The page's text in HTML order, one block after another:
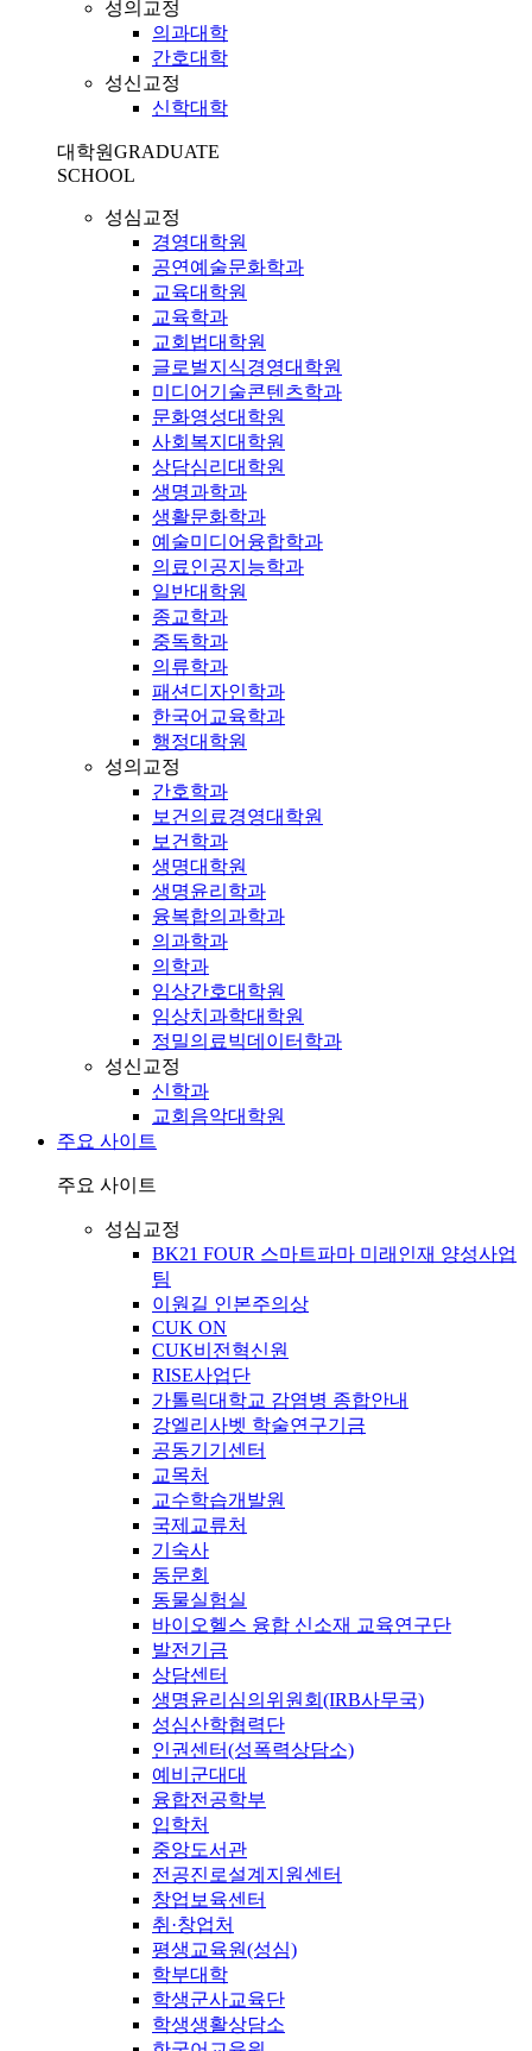
성의교정
의과대학
간호대학
성신교정
신학대학
대학원GRADUATE
SCHOOL
성심교정
경영대학원
공연예술문화학과
교육대학원
교육학과
교회법대학원
글로벌지식경영대학원
미디어기술콘텐츠학과
문화영성대학원
사회복지대학원
상담심리대학원
생명과학과
생활문화학과
예술미디어융합학과
의료인공지능학과
일반대학원
종교학과
중독학과
의류학과
패션디자인학과
한국어교육학과
행정대학원
성의교정
간호학과
보건의료경영대학원
보건학과
생명대학원
생명윤리학과
융복합의과학과
의과학과
의학과
임상간호대학원
임상치과학대학원
정밀의료빅데이터학과
성신교정
신학과
교회음악대학원
주요 사이트
주요 사이트
성심교정
BK21 FOUR 스마트파마 미래인재 양성사업
팀
이원길 인본주의상
CUK ON
CUK비전혁신원
RISE사업단
가톨릭대학교 감염병 종합안내
강엘리사벳 학술연구기금
공동기기센터
교목처
교수학습개발원
국제교류처
기숙사
동문회
동물실험실
바이오헬스 융합 신소재 교육연구단
발전기금
상담센터
생명윤리심의위원회(IRB사무국)
성심산학협력단
인권센터(성폭력상담소)
예비군대대
융합전공학부
입학처
중앙도서관
전공진로설계지원센터
창업보육센터
취·창업처
평생교육원(성심)
학부대학
학생군사교육단
학생생활상담소